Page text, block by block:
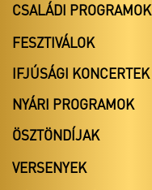
CSALÁDI PROGRAMOK
FESZTIVÁLOK
IFJÚSÁGI KONCERTEK
NYÁRI PROGRAMOK
ÖSZTÖNDÍJAK
VERSENYEK